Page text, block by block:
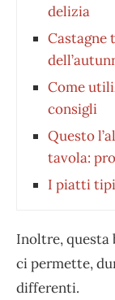
delizia
Castagne
Come
consigli
Questo
tavola:
I piatti
Inoltre, questa
ci permette,
differenti.